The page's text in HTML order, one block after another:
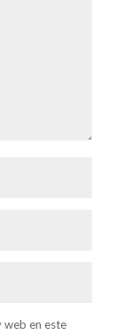
web en este